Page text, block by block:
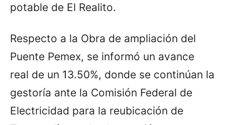
potable de El Realito.
Respecto a la Obra de ampliación del
Puente Pemex, se informó un avance
real de un 13.50%, donde se continúan la
gestoría ante la Comisión Federal de
Electricidad para la reubicación de